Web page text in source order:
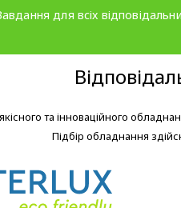
для всіх
та інноваційного
Підбір обладнання